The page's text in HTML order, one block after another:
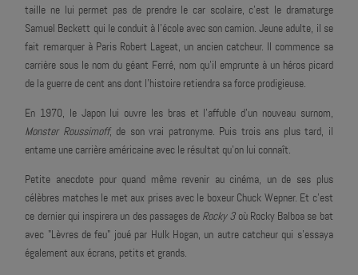
taille ne lui permet pas de prendre le car scolaire, c'est le dramaturge
Samuel Beckett qui le conduit à l'école avec son camion. Jeune adulte, il se
fait remarquer à Paris Robert Lageat, un ancien catcheur. Il commence sa
carrière sous le nom du géant Ferré, nom qu'il emprunte à un héros picard
de la guerre de cent ans dont l'histoire retiendra sa force prodigieuse.
En 1970, le Japon lui ouvre les bras et l'affuble d'un nouveau surnom,
Monster Roussimoff, de son vrai patronyme. Puis trois ans plus tard, il
entame une carrière américaine avec le résultat qu'on lui connaît.
Petite anecdote pour quand même revenir au cinéma, un de ses plus
célèbres matches le met aux prises avec le boxeur Chuck Wepner. Et c'est
ce dernier qui inspirera un des passages de Rocky 3où Rocky Balboa se bat
avec "Lèvres de feu" joué par Hulk Hogan, un autre catcheur qui s'essaya
également aux écrans, petits et grands.